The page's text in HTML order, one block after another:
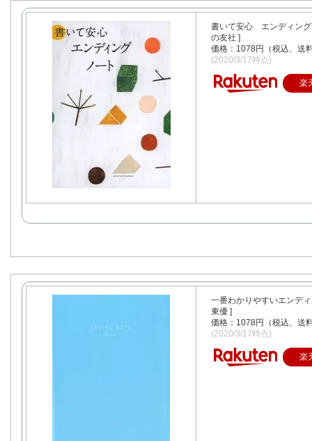
書いて安心 エンディング
の友社 ]
価格：1078円（税込、送
(2020/3/17時点)
楽
一番わかりやすいエンデ
東優 ]
価格：1078円（税込、送
(2020/3/17時点)
楽